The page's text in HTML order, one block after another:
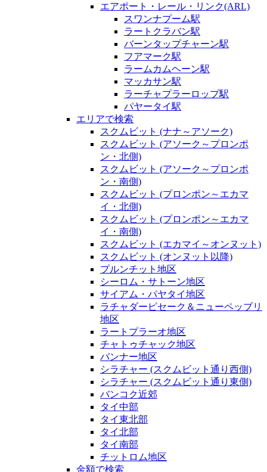
エアポート・レール・リンク(ARL)
スワンナプーム駅
ラートクラバン駅
バーンタップチャーン駅
フアマーク駅
ラームカムヘーン駅
マッカサン駅
ラーチャプラーロップ駅
パヤータイ駅
エリアで検索
スクムビット (ナナ～アソーク)
スクムビット (アソーク～プロンポ
ン・北側)
スクムビット (アソーク～プロンポ
ン・南側)
スクムビット (プロンポン～エカマ
イ・北側)
スクムビット (プロンポン～エカマ
イ・南側)
スクムビット (エカマイ～オンヌット)
スクムビット (オンヌット以降)
プルンチット地区
シーロム・サトーン地区
サイアム・パヤタイ地区
ラチャダーピセーク＆ニューペッブリ
地区
ラートプラーオ地区
チャトゥチャック地区
バンナー地区
シラチャー (スクムビット通り西側)
シラチャー (スクムビット通り東側)
バンコク近郊
タイ中部
タイ東北部
タイ北部
タイ南部
チットロム地区
金額で検索